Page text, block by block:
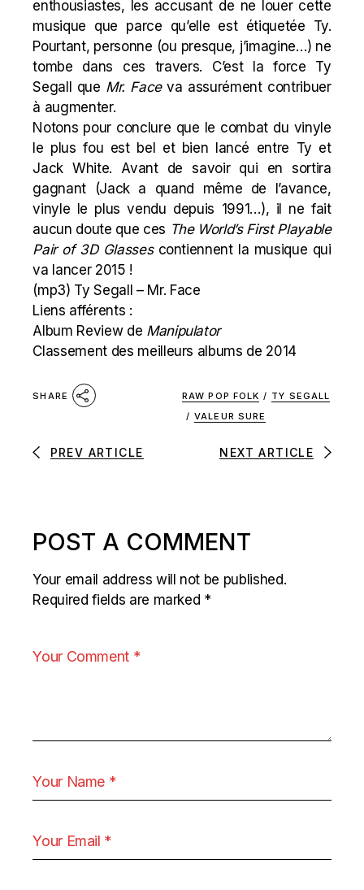
enthousiastes, les accusant de ne louer cette
musique que parce qu’elle est étiquetée Ty.
Pourtant, personne (ou presque, j’imagine…) ne
tombe dans ces travers. C’est la force Ty
Segall que Mr. Faceva assurément contribuer
à augmenter.
Notons pour conclure que le combat du vinyle
le plus fou est bel et bien lancé entre Ty et
Jack White. Avant de savoir qui en sortira
gagnant (Jack a quand même de l’avance,
vinyle le plus vendu depuis 1991…), il ne fait
aucun doute que ces The World’s First Playable
Pair of 3D Glasses contiennent la musique qui
va lancer 2015 !
(mp3) Ty Segall – Mr. Face
Liens afférents :
Album Review de Manipulator
Classement des meilleurs albums de 2014
SHARE RAW POP FOLK / TY SEGALL
/ VALEUR SURE
PREV ARTICLE NEXT ARTICLE
POST A COMMENT
Your email address will not be published.
Required fields are marked *